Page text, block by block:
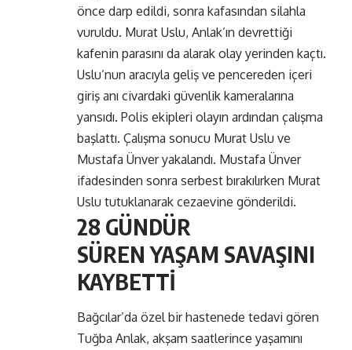
önce darp edildi, sonra kafasından silahla
vuruldu. Murat Uslu, Anlak’ın devrettiği
kafenin parasını da alarak olay yerinden kaçtı.
Uslu’nun aracıyla geliş ve pencereden içeri
giriş anı civardaki güvenlik kameralarına
yansıdı. Polis ekipleri olayın ardından çalışma
başlattı. Çalışma sonucu Murat Uslu ve
Mustafa Ünver yakalandı. Mustafa Ünver
ifadesinden sonra serbest bırakılırken Murat
Uslu tutuklanarak cezaevine gönderildi.
28 GÜNDÜR
SÜREN YAŞAM SAVAŞINI
KAYBETTİ
Bağcılar’da özel bir hastenede tedavi gören
Tuğba Anlak, akşam saatlerince yaşamını